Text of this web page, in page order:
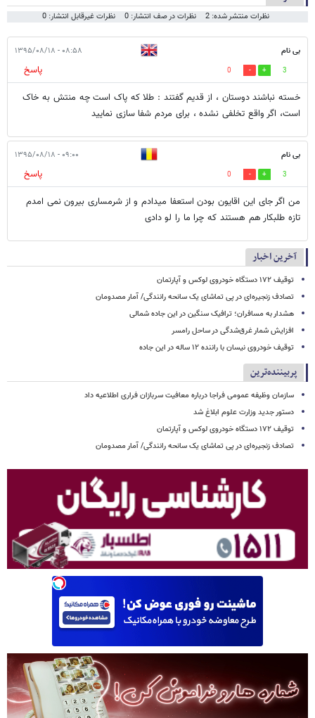
نظرات منتشر شده: 2 نظرات در صف انتشار: 0 نظرات غیرقابل انتشار: 0
بی نام ۰۸:۵۸ - ۱۳۹۵/۰۸/۱۸
3
0
پاسخ
خسته نباشند دوستان ، از قدیم گفتند : طلا که پاک است چه منتش به خاک
است، اگر واقع تخلفی نشده ، برای مردم شفا سازی نمایید
بی نام ۰۹:۰۰ - ۱۳۹۵/۰۸/۱۸
3
0
پاسخ
من اگر جای این اقایون بودن استعفا میدادم و از شرمساری بیرون نمی امدم
تازه طلبکار هم هستند که چرا ما را لو دادی
آخرین اخبار
توقیف ۱۷۲ دستگاه خودروی لوکس و آپارتمان
تصادف زنجیره‌ای در پی تماشای یک سانحه رانندگی/ آمار مصدومان
هشدار به مسافران؛ ترافیک سنگین در این جاده شمالی
افزایش شمار غرق‌شدگی در ساحل رامسر
توقیف خودروی نیسان با راننده ۱۲ ساله در این جاده
پربیننده‌ترین
سازمان وظیفه عمومی فراجا درباره معافیت سربازان فراری اطلاعیه داد
دستور جدید وزارت علوم ابلاغ شد
توقیف ۱۷۲ دستگاه خودروی لوکس و آپارتمان
تصادف زنجیره‌ای در پی تماشای یک سانحه رانندگی/ آمار مصدومان